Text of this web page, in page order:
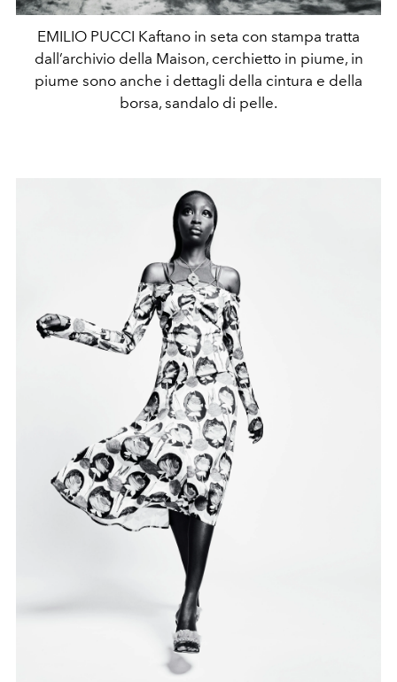
EMILIO PUCCI Kaftano in seta con stampa tratta
dall’archivio della Maison, cerchietto in piume, in
piume sono anche i dettagli della cintura e della
borsa, sandalo di pelle.